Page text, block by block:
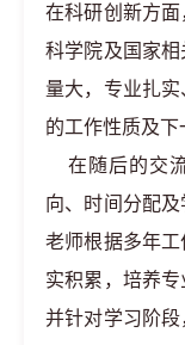
在科研创新方
科学院及国家
量大，专业扎
的工作性质及下
在随后的交
向、时间分配
老师根据多年
实积累，培养专
并针对学习阶